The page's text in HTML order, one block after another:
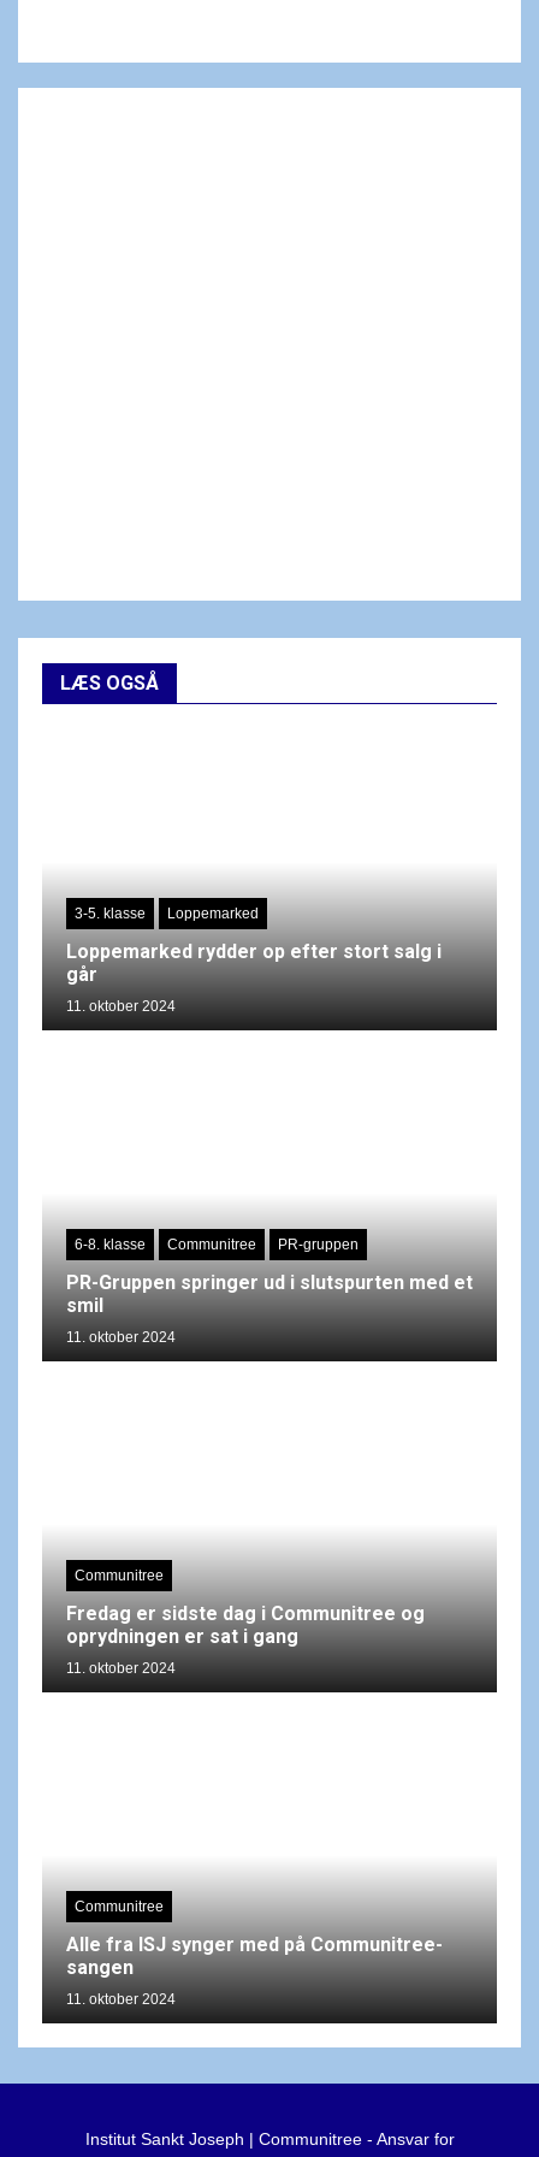
LÆS OGSÅ
3-5. klasse Loppemarked
Loppemarked rydder op efter stort salg i
går
11. oktober 2024
6-8. klasse Communitree PR-gruppen
PR-Gruppen springer ud i slutspurten med et
smil
11. oktober 2024
Communitree
Fredag er sidste dag i Communitree og
oprydningen er sat i gang
11. oktober 2024
Communitree
Alle fra ISJ synger med på Communitree-
sangen
11. oktober 2024
Institut Sankt Joseph | Communitree - Ansvar for